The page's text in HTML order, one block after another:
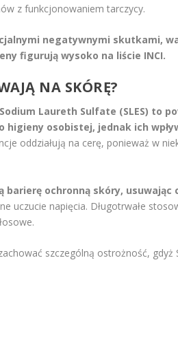
z funkcjonowaniem tarczycy.
negatywnymi skutkami,
figurują wysoko na liście INCI.
NA SKÓRĘ?
Laureth Sulfate (SLES) to
osobistej, jednak ich
oddziałują na cerę, ponieważ w
barierę ochronną skóry, usuwając
uczucie napięcia. Długotrwałe
szczególną ostrożność, gdyż